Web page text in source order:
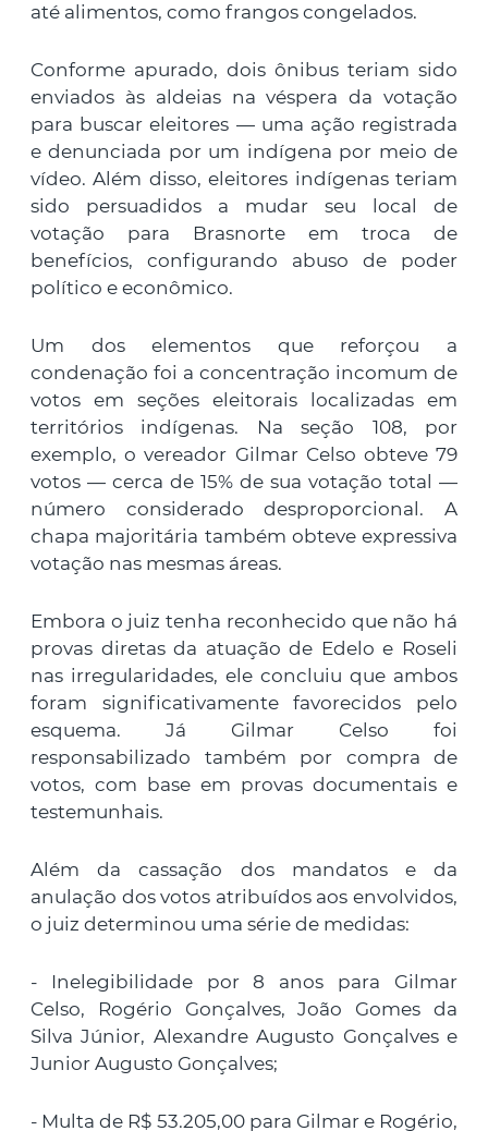
até alimentos, como frangos congelados.
Conforme apurado, dois ônibus teriam sido
enviados às aldeias na véspera da votação
para buscar eleitores — uma ação registrada
e denunciada por um indígena por meio de
vídeo. Além disso, eleitores indígenas teriam
sido persuadidos a mudar seu local de
votação para Brasnorte em troca de
benefícios, configurando abuso de poder
político e econômico.
Um dos elementos que reforçou a
condenação foi a concentração incomum de
votos em seções eleitorais localizadas em
territórios indígenas. Na seção 108, por
exemplo, o vereador Gilmar Celso obteve 79
votos — cerca de 15% de sua votação total —
número considerado desproporcional. A
chapa majoritária também obteve expressiva
votação nas mesmas áreas.
Embora o juiz tenha reconhecido que não há
provas diretas da atuação de Edelo e Roseli
nas irregularidades, ele concluiu que ambos
foram significativamente favorecidos pelo
esquema. Já Gilmar Celso foi
responsabilizado também por compra de
votos, com base em provas documentais e
testemunhais.
Além da cassação dos mandatos e da
anulação dos votos atribuídos aos envolvidos,
o juiz determinou uma série de medidas:
- Inelegibilidade por 8 anos para Gilmar
Celso, Rogério Gonçalves, João Gomes da
Silva Júnior, Alexandre Augusto Gonçalves e
Junior Augusto Gonçalves;
- Multa de R$ 53.205,00 para Gilmar e Rogério,